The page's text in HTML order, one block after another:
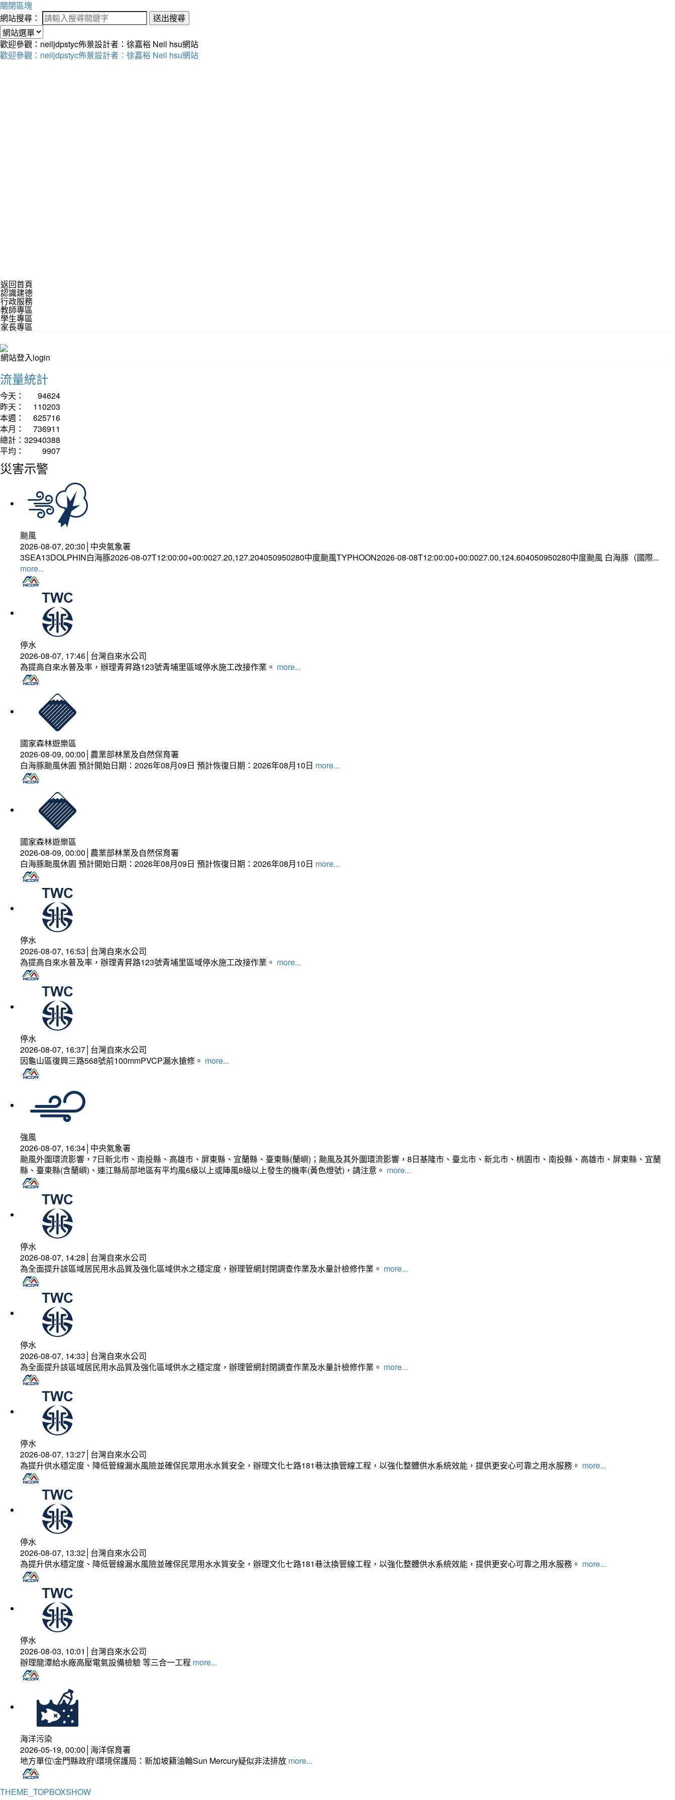
關閉區塊
網站搜尋：
送出搜尋
歡迎參觀：neiljdpstyc佈景設計者：徐嘉裕 Neil hsu網站
歡迎參觀：neiljdpstyc佈景設計者：徐嘉裕 Neil hsu網站
返回首頁
認識建德
行政服務
教師專區
學生專區
家長專區
網站登入login
流量統計
今天：
94624
昨天：
110203
本週：
625716
本月：
736911
總計： 32940388
平均：
9907
災害示警
颱風
2026-08-07, 20:30│中央氣象署
3SEA13DOLPHIN白海豚2026-08-07T12:00:00+00:0027.20,127.204050950280中度颱風TYPHOON2026-08-08T12:00:00+00:0027.00,124.604050950280中度颱風 白海豚（國際...
more...
停水
2026-08-07, 17:46│台灣自來水公司
為提高自來水普及率，辦理青昇路123號青埔里區域停水施工改接作業。 more...
國家森林遊樂區
2026-08-09, 00:00│農業部林業及自然保育署
白海豚颱風休園 預計開始日期：2026年08月09日 預計恢復日期：2026年08月10日 more...
國家森林遊樂區
2026-08-09, 00:00│農業部林業及自然保育署
白海豚颱風休園 預計開始日期：2026年08月09日 預計恢復日期：2026年08月10日 more...
停水
2026-08-07, 16:53│台灣自來水公司
為提高自來水普及率，辦理青昇路123號青埔里區域停水施工改接作業。 more...
停水
2026-08-07, 16:37│台灣自來水公司
因龜山區復興三路568號前100mmPVCP漏水搶修。 more...
強風
2026-08-07, 16:34│中央氣象署
颱風外圍環流影響，7日新北市、南投縣、高雄市、屏東縣、宜蘭縣、臺東縣(蘭嶼)；颱風及其外圍環流影響，8日基隆市、臺北市、新北市、桃園市、南投縣、高雄市、屏東縣、宜蘭
縣、臺東縣(含蘭嶼)、連江縣局部地區有平均風6級以上或陣風8級以上發生的機率(黃色燈號)，請注意。 more...
停水
2026-08-07, 14:28│台灣自來水公司
為全面提升該區域居民用水品質及強化區域供水之穩定度，辦理管網封閉調查作業及水量計檢修作業。 more...
停水
2026-08-07, 14:33│台灣自來水公司
為全面提升該區域居民用水品質及強化區域供水之穩定度，辦理管網封閉調查作業及水量計檢修作業。 more...
停水
2026-08-07, 13:27│台灣自來水公司
為提升供水穩定度、降低管線漏水風險並確保民眾用水水質安全，辦理文化七路181巷汰換管線工程，以強化整體供水系統效能，提供更安心可靠之用水服務。 more...
停水
2026-08-07, 13:32│台灣自來水公司
為提升供水穩定度、降低管線漏水風險並確保民眾用水水質安全，辦理文化七路181巷汰換管線工程，以強化整體供水系統效能，提供更安心可靠之用水服務。 more...
停水
2026-08-03, 10:01│台灣自來水公司
辦理龍潭給水廠高壓電氣設備檢驗 等三合一工程 more...
海洋污染
2026-05-19, 00:00│海洋保育署
地方單位\金門縣政府\環境保護局：新加坡籍油輪Sun Mercury疑似非法排放 more...
THEME_TOPBOXSHOW